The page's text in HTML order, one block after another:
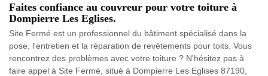
Faites confiance au couvreur pour votre toiture à
Dompierre Les Eglises.
Site Fermé est un professionnel du bâtiment spécialisé dans la
pose, l'entretien et la réparation de revêtements pour toits. Vous
rencontrez des problèmes avec votre toiture ? N'hésitez pas à
faire appel à Site Fermé, situé à Dompierre Les Eglises 87190,